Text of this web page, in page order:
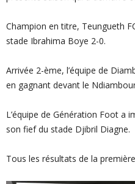
Champion en titre, Teungueth
stade Ibrahima Boye 2-0.
Arrivée 2-ème, l’équipe de
en gagnant devant le
L’équipe de Génération Foot a
son fief du stade Djibril Diagne.
Tous les résultats de la